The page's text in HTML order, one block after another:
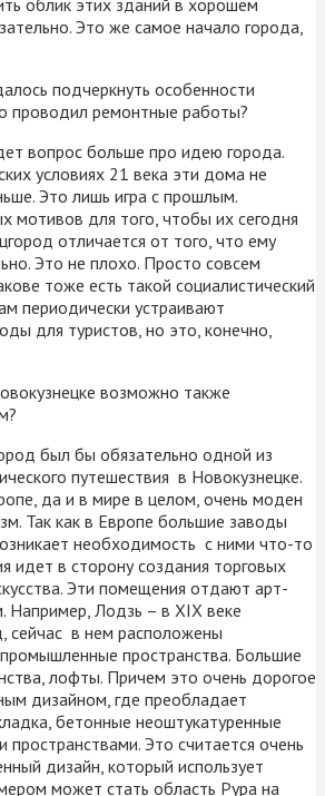
Это же самое начало города,
подчеркнуть особенности
проводил ремонтные работы?
вопрос больше про идею города.
условиях 21 века эти дома не
Это лишь игра с прошлым.
мотивов для того, чтобы их сегодня
отличается от того, что ему
Это не плохо. Просто совсем
тоже есть такой социалистический
периодически устраивают
для туристов, но это, конечно,
возможно также
был бы обязательно одной из
путешествия в Новокузнецке.
да и в мире в целом, очень моден
Так как в Европе большие заводы
необходимость с ними что-то
идет в сторону создания торговых
Эти помещения отдают арт-
Например, Лодзь – в XIX веке
сейчас в нем расположены
пространства. Большие
лофты. Причем это очень дорогое
дизайном, где преобладает
бетонные неоштукатуренные
пространствами. Это считается очень
дизайн, который использует
может стать область Рура на